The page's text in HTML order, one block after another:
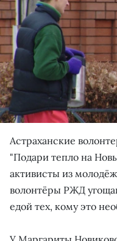
Астраханские
"Подари тепло на
активисты из
волонтёры РЖД
едой тех, кому это